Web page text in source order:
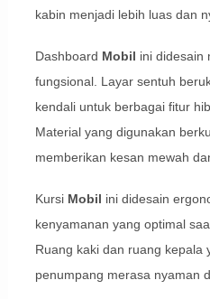
kabin menjadi lebih luas dan
Dashboard Mobil ini didesain
fungsional. Layar sentuh
kendali untuk berbagai fitur
Material yang digunakan
memberikan kesan mewah
Kursi Mobil ini didesain
kenyamanan yang optimal
Ruang kaki dan ruang kepala
penumpang merasa nyaman